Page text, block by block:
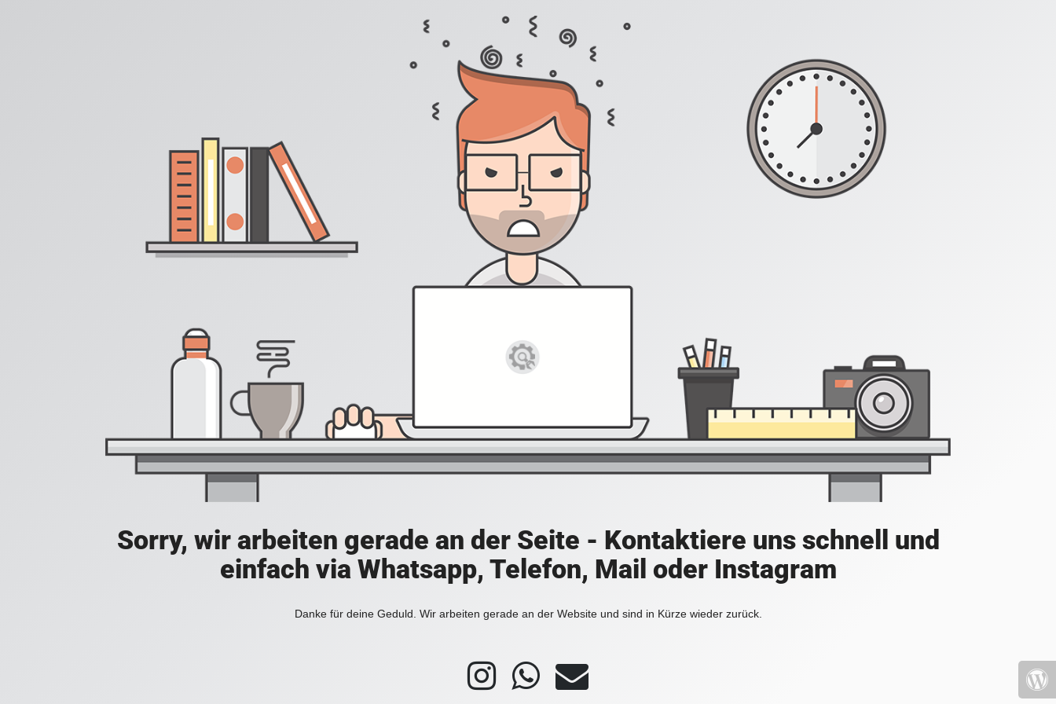
Sorry, wir arbeiten gerade an der Seite - Kontaktiere uns schnell und
einfach via Whatsapp, Telefon, Mail oder Instagram
Danke für deine Geduld. Wir arbeiten gerade an der Website und sind in Kürze wieder zurück.